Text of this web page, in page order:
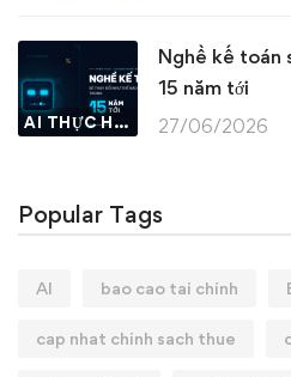
AI THỰC HÀNH
Nghề kế toán
15 năm tới
27/06/2026
Popular Tags
AI bao cao tai chinh
cap nhat chinh sach thue